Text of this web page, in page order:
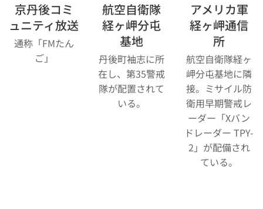
京丹後コミ
ュニティ放送
通称「FMたん
ご」
航空自衛隊
経ヶ岬分屯
基地
丹後町袖志に所
在し、第35警戒
隊が配置されて
いる。
アメリカ軍
経ヶ岬通信
所
航空自衛隊経ヶ
岬分屯基地に隣
接。ミサイル防
衛用早期警戒レ
ーダー「Xバン
ドレーダー TPY-
2」が配備され
ている。